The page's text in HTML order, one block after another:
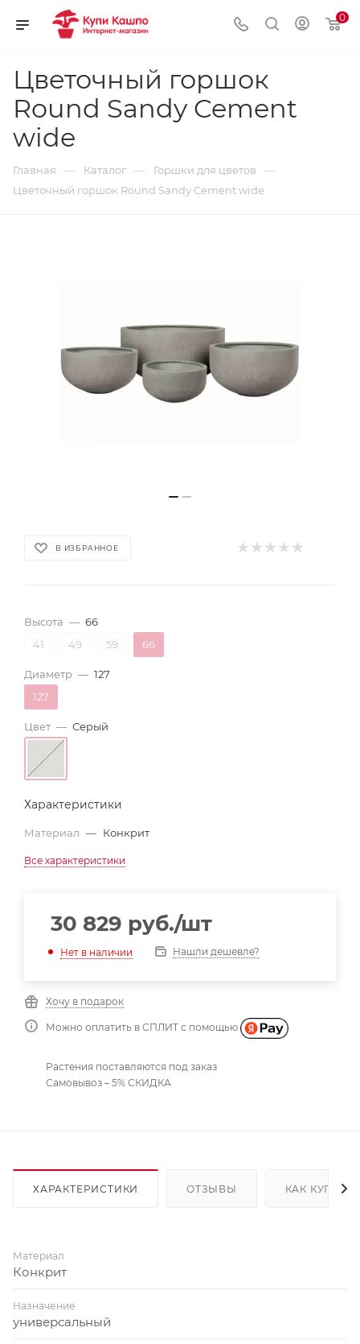
0
Цветочный горшок
Round Sandy Cement
wide
Главная — Каталог — Горшки для цветов —
Цветочный горшок Round Sandy Cement wide
В ИЗБРАННОЕ
Высота — 66
41
49 59 66
Диаметр — 127
127
Цвет — Серый
Характеристики
Материал — Конкрит
Все характеристики
30 829 руб./шт
Нет в наличии Нашли дешевле?
Хочу в подарок
Можно оплатить в СПЛИТ с помощью
Растения поставляются под заказ
Самовывоз – 5% СКИДКА
ХАРАКТЕРИСТИКИ ОТЗЫВЫ КАК КУПИТЬ
Материал
Конкрит
Назначение
универсальный